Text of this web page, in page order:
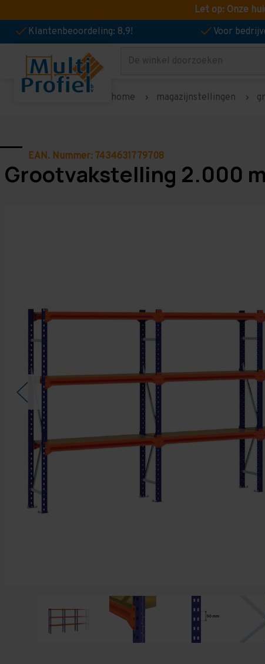
Let op: Onze
Klantenbeoordeling: 8,9!
Voor
Zoeken
home magazijnstellingen
EAN. Nummer: 7434631779708
Grootvakstelling 2.000